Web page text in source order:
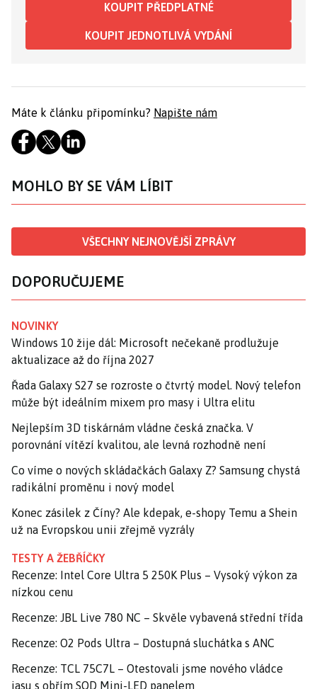
KOUPIT PŘEDPLATNÉ
KOUPIT JEDNOTLIVÁ VYDÁNÍ
Máte k článku připomínku? Napište nám
MOHLO BY SE VÁM LÍBIT
VŠECHNY NEJNOVĚJŠÍ ZPRÁVY
DOPORUČUJEME
NOVINKY
Windows 10 žije dál: Microsoft nečekaně prodlužuje
aktualizace až do října 2027
Řada Galaxy S27 se rozroste o čtvrtý model. Nový telefon
může být ideálním mixem pro masy i Ultra elitu
Nejlepším 3D tiskárnám vládne česká značka. V
porovnání vítězí kvalitou, ale levná rozhodně není
Co víme o nových skládačkách Galaxy Z? Samsung chystá
radikální proměnu i nový model
Konec zásilek z Číny? Ale kdepak, e-shopy Temu a Shein
už na Evropskou unii zřejmě vyzrály
TESTY A ŽEBŘÍČKY
Recenze: Intel Core Ultra 5 250K Plus – Vysoký výkon za
nízkou cenu
Recenze: JBL Live 780 NC – Skvěle vybavená střední třída
Recenze: O2 Pods Ultra – Dostupná sluchátka s ANC
Recenze: TCL 75C7L – Otestovali jsme nového vládce
jasu s obřím SQD Mini-LED panelem